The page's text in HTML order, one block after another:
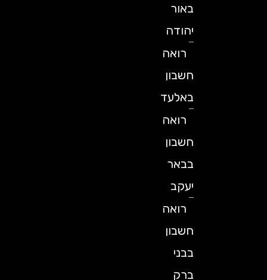
באור
יהודה
רואה
חשבון
באלעד
רואה
חשבון
בבאר
יעקב
רואה
חשבון